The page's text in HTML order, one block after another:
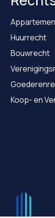
Huurrecht
Bouwrecht
Koop- en